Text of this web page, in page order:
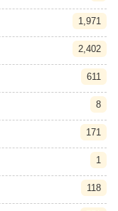
1,971
2,402
611
8
171
1
118